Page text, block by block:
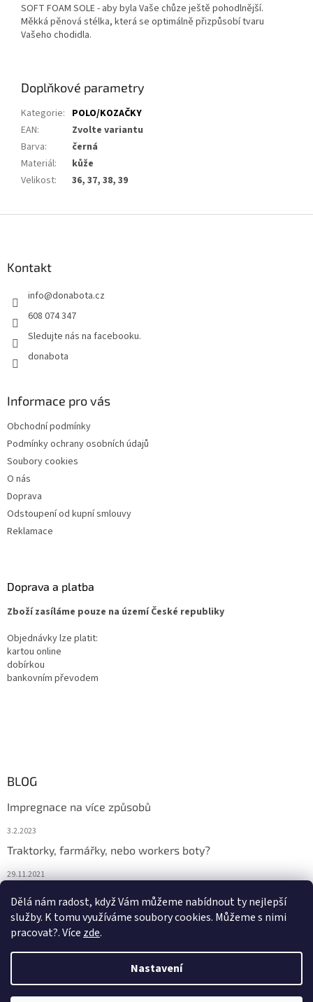
Dělá nám radost, když Vám můžeme nabídnout ty nejlepší
služby. K tomu využíváme soubory cookies. Můžeme s nimi
pracovat?. Více zde.
Nastavení
SOFT FOAM SOLE - aby byla Vaše chůze ještě pohodlnější.
Měkká pěnová stélka, která se optimálně přizpůsobí tvaru
Vašeho chodidla.
Doplňkové parametry
Kategorie: POLO/KOZAČKY
EAN:
Zvolte variantu
Barva:
černá
Materiál:
kůže
Velikost: 36, 37, 38, 39
Kontakt
info@donabota.cz
608 074 347
Sledujte nás na facebooku.
donabota
Informace pro vás
Obchodní podmínky
Podmínky ochrany osobních údajů
Soubory cookies
O nás
Doprava
Odstoupení od kupní smlouvy
Reklamace
Doprava a platba
Zboží zasíláme pouze na území České republiky
Objednávky lze platit:
kartou online
dobírkou
bankovním převodem
BLOG
Impregnace na více způsobů
3.2.2023
Traktorky, farmářky, nebo workers boty?
29.11.2021
29.11.2021
Vytvořil Shoptet